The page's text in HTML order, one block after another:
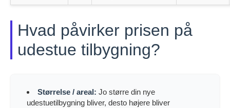
Hvad påvirker prisen på
udestue tilbygning?
Størrelse / areal: Jo større din nye
udestuetilbygning bliver, desto højere bliver